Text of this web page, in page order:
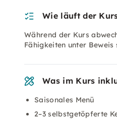
Wie läuft der
Während der Kurs
Fähigkeiten unter
Was im Kurs
Saisonales Menü
2–3 selbstgetöpferte